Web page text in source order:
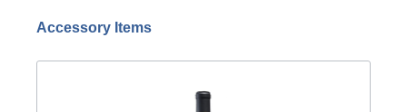
Accessory Items